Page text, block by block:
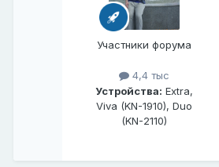
Участники форума
4,4 тыс
Устройства: Extra,
Viva (KN-1910), Duo
(KN-2110)